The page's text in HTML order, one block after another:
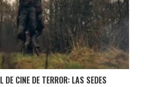
DE CINE DE TERROR: LAS SEDES